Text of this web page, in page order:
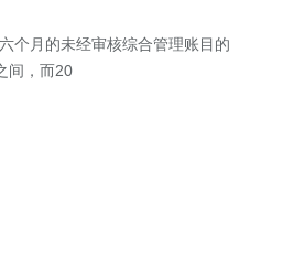
个月的未经审核综合管理账目的
间，而20